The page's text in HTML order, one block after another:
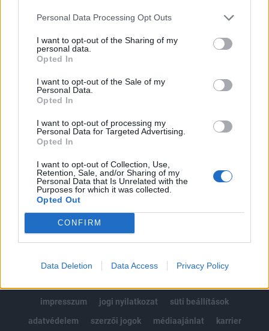
Personal Data Processing Opt Outs
I want to opt-out of the Sharing of my
personal data.
Opted In
I want to opt-out of the Sale of my
Personal Data.
Opted In
I want to opt-out of processing my
Personal Data for Targeted Advertising.
Opted In
I want to opt-out of Collection, Use,
Retention, Sale, and/or Sharing of my
Personal Data that Is Unrelated with the
Purposes for which it was collected.
Opted Out
CONFIRM
Data Deletion Data Access Privacy Policy
A keresett cikk a portfolio.hu hírarchívumához
regisztrációhoz kötött.
Portfolio.hu teljes cikkarchívum
Kötéslisták: BÉT elmúlt 2 év napon belüli
MÁR ELŐFIZETŐNK VAGY?BEJELENTKEZÉS
impresszum
jogi nyilatkozat
süti beállítások
adatvédelem
szerzői jogok médiaajánlat karrier